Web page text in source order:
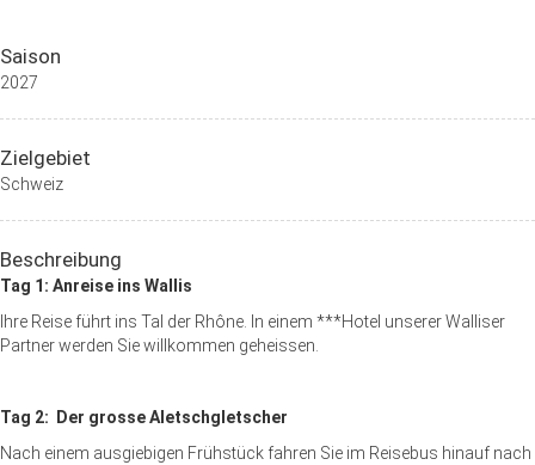
Saison
2027
Zielgebiet
Schweiz
Beschreibung
Tag 1: Anreise ins Wallis
Ihre Reise führt ins Tal der Rhône. In einem ***Hotel unserer Walliser
Partner werden Sie willkommen geheissen.
Tag 2: Der grosse Aletschgletscher
Nach einem ausgiebigen Frühstück fahren Sie im Reisebus hinauf nach